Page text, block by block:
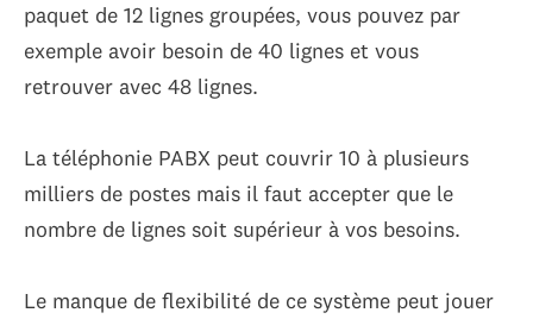
paquet de 12 lignes groupées, vous pouvez par
exemple avoir besoin de 40 lignes et vous
retrouver avec 48 lignes.
La téléphonie PABX peut couvrir 10 à plusieurs
milliers de postes mais il faut accepter que le
nombre de lignes soit supérieur à vos besoins.
Le manque de flexibilité de ce système peut jouer